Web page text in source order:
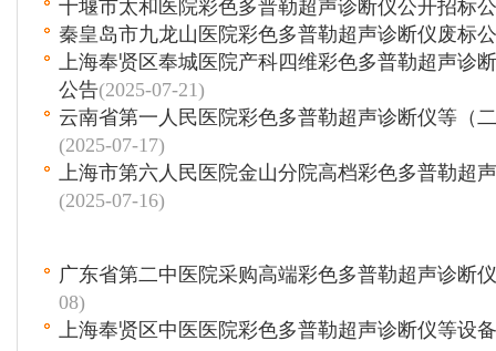
十堰市太和医院彩色多普勒超声诊断仪公开招标
秦皇岛市九龙山医院彩色多普勒超声诊断仪废标
上海奉贤区奉城医院产科四维彩色多普勒超声诊
公告(2025-07-21)
云南省第一人民医院彩色多普勒超声诊断仪等（
(2025-07-17)
上海市第六人民医院金山分院高档彩色多普勒超
(2025-07-16)
广东省第二中医院采购高端彩色多普勒超声诊断
08)
上海奉贤区中医医院彩色多普勒超声诊断仪等设